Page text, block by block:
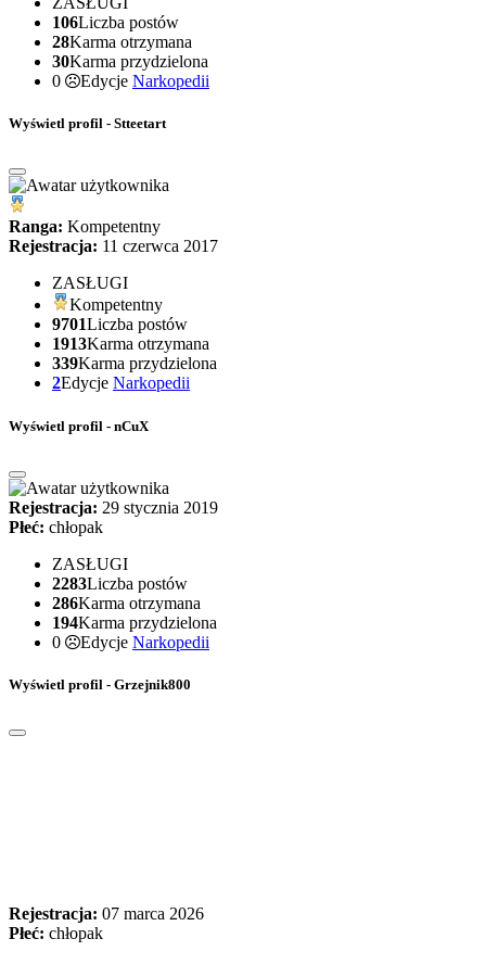
106Liczba postów
28Karma otrzymana
30Karma przydzielona
0
Edycje Narkopedii
Wyświetl profil - Stteetart
Ranga: Kompetentny
Rejestracja: 11 czerwca 2017
ZASŁUGI
Kompetentny
9701Liczba postów
1913Karma otrzymana
339Karma przydzielona
2Edycje Narkopedii
Wyświetl profil - nCuX
Rejestracja: 29 stycznia 2019
Płeć: chłopak
ZASŁUGI
2283Liczba postów
286Karma otrzymana
194Karma przydzielona
0
Edycje Narkopedii
Wyświetl profil - Grzejnik800
Rejestracja: 07 marca 2026
Płeć: chłopak